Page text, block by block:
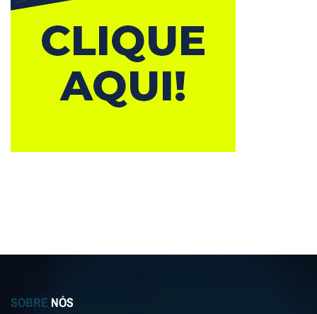
SOBRE NÓS